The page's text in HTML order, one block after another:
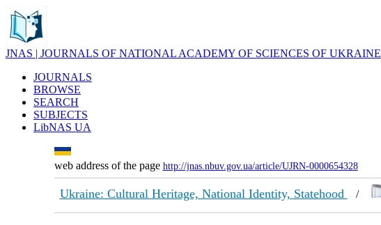
JNAS | JOURNALS OF NATIONAL ACADEMY OF SCIENCES OF UKRAINE
JOURNALS
BROWSE
SEARCH
SUBJECTS
LibNAS UA
web address of the page http://jnas.nbuv.gov.ua/article/UJRN-0000654328
Ukraine: Cultural Heritage, National Identity, Statehood /